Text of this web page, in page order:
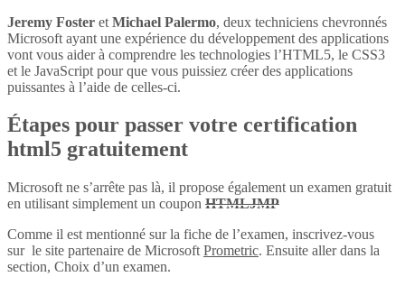
Jeremy Foster et Michael Palermo, deux techniciens chevronnés
Microsoft ayant une expérience du développement des applications
vont vous aider à comprendre les technologies l’HTML5, le CSS3
et le JavaScript pour que vous puissiez créer des applications
puissantes à l’aide de celles-ci.
Étapes pour passer votre certification
html5 gratuitement
Microsoft ne s’arrête pas là, il propose également un examen gratuit
en utilisant simplement un coupon HTMLJMP
Comme il est mentionné sur la fiche de l’examen, inscrivez-vous
sur le site partenaire de Microsoft Prometric. Ensuite aller dans la
section, Choix d’un examen.